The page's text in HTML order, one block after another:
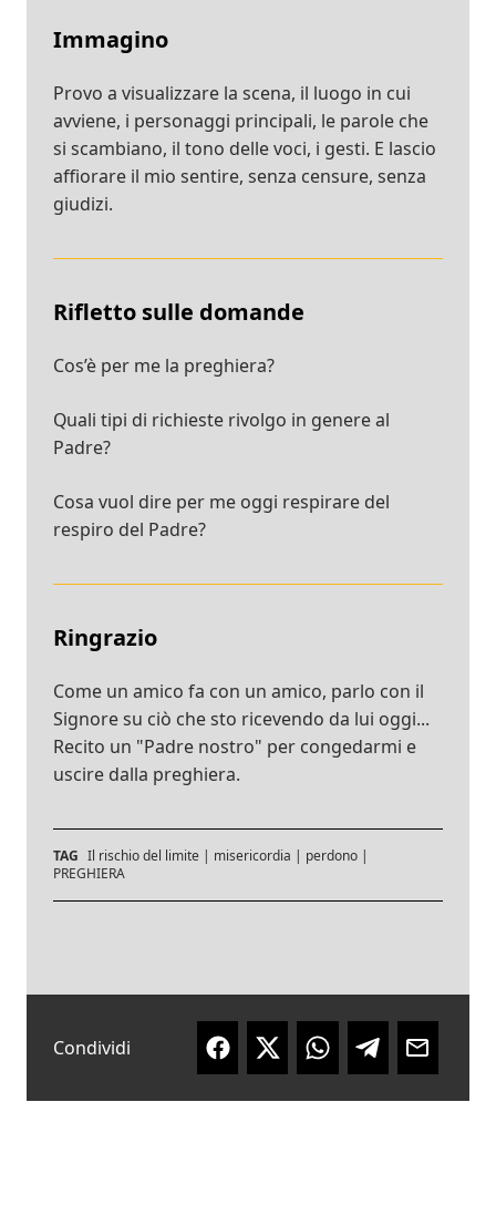
Immagino
Provo a visualizzare la scena, il luogo in cui
avviene, i personaggi principali, le parole che
si scambiano, il tono delle voci, i gesti. E lascio
affiorare il mio sentire, senza censure, senza
giudizi.
Rifletto sulle domande
Cos’è per me la preghiera?
Quali tipi di richieste rivolgo in genere al
Padre?
Cosa vuol dire per me oggi respirare del
respiro del Padre?
Ringrazio
Come un amico fa con un amico, parlo con il
Signore su ciò che sto ricevendo da lui oggi...
Recito un "Padre nostro" per congedarmi e
uscire dalla preghiera.
TAG Il rischio del limite | misericordia | perdono |
PREGHIERA
Condividi